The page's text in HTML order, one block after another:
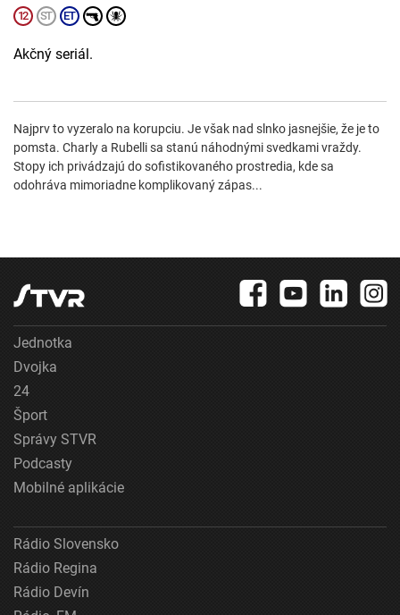
Akčný seriál.
Najprv to vyzeralo na korupciu. Je však nad slnko jasnejšie, že je to
pomsta. Charly a Rubelli sa stanú náhodnými svedkami vraždy.
Stopy ich privádzajú do sofistikovaného prostredia, kde sa
odohráva mimoriadne komplikovaný zápas...
Jednotka
Dvojka
24
Šport
Správy STVR
Podcasty
Mobilné aplikácie
Rádio Slovensko
Rádio Regina
Rádio Devín